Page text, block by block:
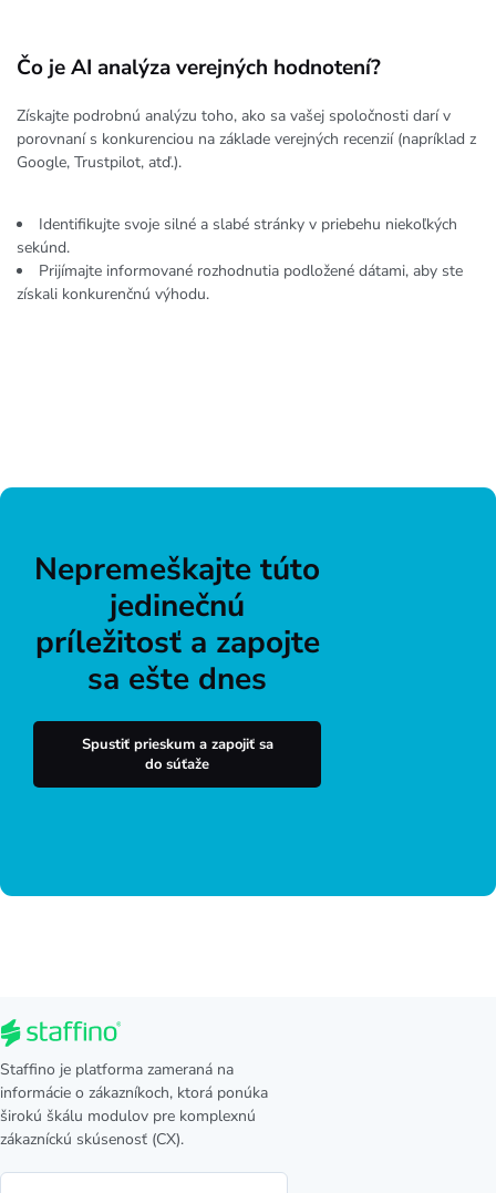
Čo je AI analýza verejných hodnotení?
Získajte podrobnú analýzu toho, ako sa vašej spoločnosti darí v
porovnaní s konkurenciou na základe verejných recenzií (napríklad z
Google, Trustpilot, atď.).
Identifikujte svoje silné a slabé stránky v priebehu niekoľkých
sekúnd.
Prijímajte informované rozhodnutia podložené dátami, aby ste
získali konkurenčnú výhodu.
Nepremeškajte túto
jedinečnú
príležitosť a zapojte
sa ešte dnes
Spustiť prieskum a zapojiť sa
do súťaže
Staffino je platforma zameraná na
informácie o zákazníkoch, ktorá ponúka
širokú škálu modulov pre komplexnú
zákazníckú skúsenosť (CX).